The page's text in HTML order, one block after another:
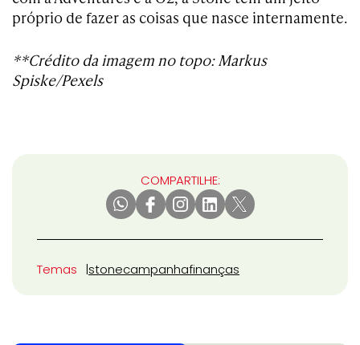
próprio de fazer as coisas que nasce internamente.
**Crédito da imagem no topo: Markus
Spiske/Pexels
COMPARTILHE:
Temas stonecampanhafinanças